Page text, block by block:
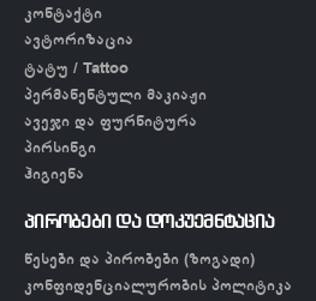
კონტაქტი
ავტორიზაცია
ტატუ / Tattoo
პერმანენტული მაკიაჟი
ავეჯი და ფურნიტურა
პირსინგი
ჰიგიენა
პირობები და დოკუემნტაცია
წესები და პირობები (ზოგადი)
კონფიდენციალურობის პოლიტიკა